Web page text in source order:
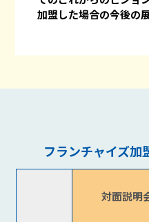
加盟した場合の今後の
フランチャイズ
対面説明